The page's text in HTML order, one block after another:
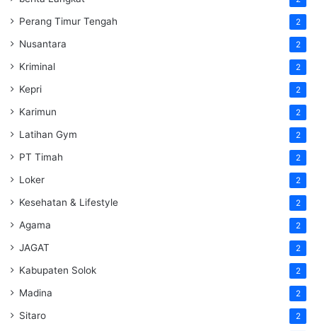
Perang Timur Tengah 2
Nusantara 2
Kriminal 2
Kepri 2
Karimun 2
Latihan Gym 2
PT Timah 2
Loker 2
Kesehatan & Lifestyle 2
Agama 2
JAGAT 2
Kabupaten Solok 2
Madina 2
Sitaro 2